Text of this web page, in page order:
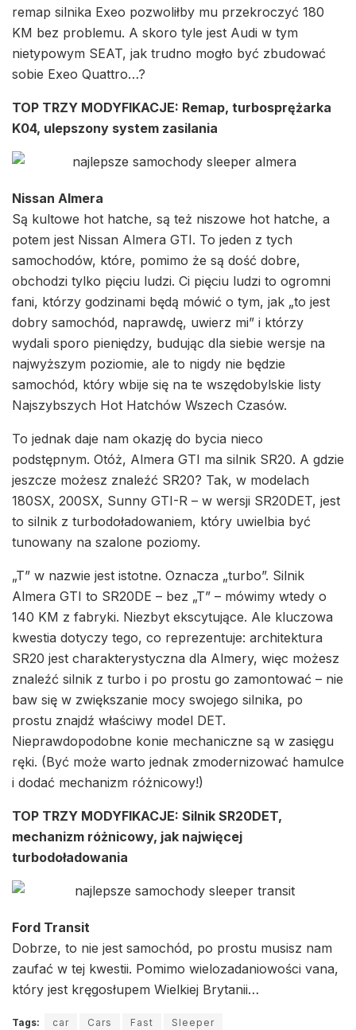
remap silnika Exeo pozwoliłby mu przekroczyć 180
KM bez problemu. A skoro tyle jest Audi w tym
nietypowym SEAT, jak trudno mogło być zbudować
sobie Exeo Quattro…?
TOP TRZY MODYFIKACJE: Remap, turbosprężarka
K04, ulepszony system zasilania
Nissan Almera
Są kultowe hot hatche, są też niszowe hot hatche, a
potem jest Nissan Almera GTI. To jeden z tych
samochodów, które, pomimo że są dość dobre,
obchodzi tylko pięciu ludzi. Ci pięciu ludzi to ogromni
fani, którzy godzinami będą mówić o tym, jak „to jest
dobry samochód, naprawdę, uwierz mi” i którzy
wydali sporo pieniędzy, budując dla siebie wersje na
najwyższym poziomie, ale to nigdy nie będzie
samochód, który wbije się na te wszędobylskie listy
Najszybszych Hot Hatchów Wszech Czasów.
To jednak daje nam okazję do bycia nieco
podstępnym. Otóż, Almera GTI ma silnik SR20. A gdzie
jeszcze możesz znaleźć SR20? Tak, w modelach
180SX, 200SX, Sunny GTI-R – w wersji SR20DET, jest
to silnik z turbodoładowaniem, który uwielbia być
tunowany na szalone poziomy.
„T” w nazwie jest istotne. Oznacza „turbo”. Silnik
Almera GTI to SR20DE – bez „T” – mówimy wtedy o
140 KM z fabryki. Niezbyt ekscytujące. Ale kluczowa
kwestia dotyczy tego, co reprezentuje: architektura
SR20 jest charakterystyczna dla Almery, więc możesz
znaleźć silnik z turbo i po prostu go zamontować – nie
baw się w zwiększanie mocy swojego silnika, po
prostu znajdź właściwy model DET.
Nieprawdopodobne konie mechaniczne są w zasięgu
ręki. (Być może warto jednak zmodernizować hamulce
i dodać mechanizm różnicowy!)
TOP TRZY MODYFIKACJE: Silnik SR20DET,
mechanizm różnicowy, jak najwięcej
turbodoładowania
Ford Transit
Dobrze, to nie jest samochód, po prostu musisz nam
zaufać w tej kwestii. Pomimo wielozadaniowości vana,
który jest kręgosłupem Wielkiej Brytanii…
Tags: car Cars Fast Sleeper